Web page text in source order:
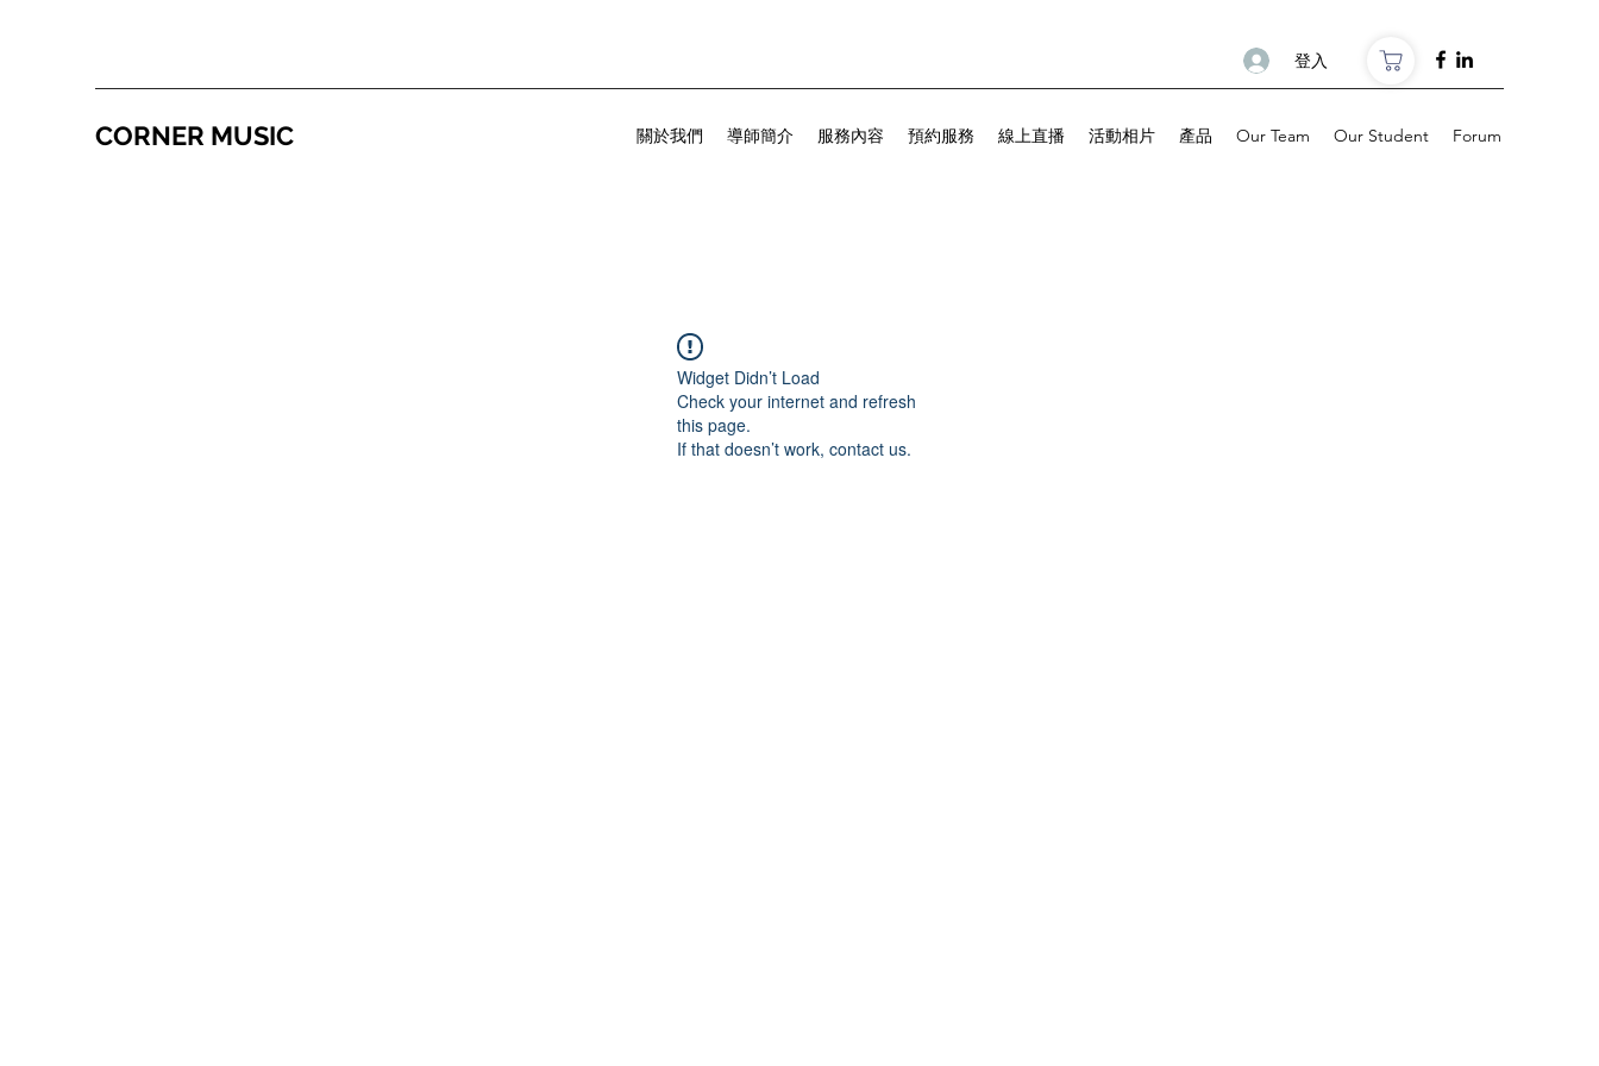
登入
CORNER MUSIC 關於我們 導師簡介 服務內容 預約服務 線上直播 活動相片 產品 Our Team Our Student Forum
Widget Didn’t Load
Check your internet and refresh
this page.
If that doesn’t work, contact us.